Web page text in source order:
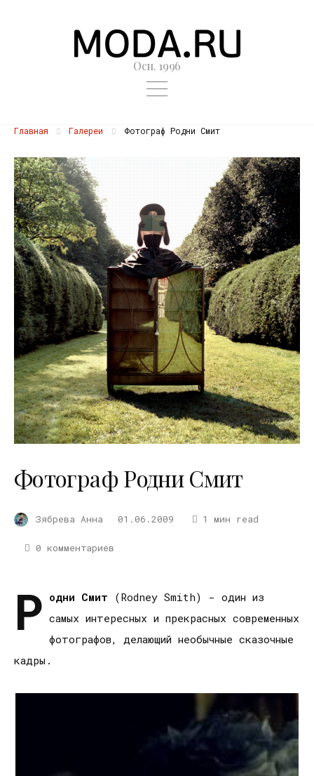
Осн. 1996
Главная Галереи Фотограф Родни Смит
Фотограф Родни Смит
Зябрева Анна 01.06.2009 1 мин read
0 комментариев
Р одни Смит (Rodney Smith) - один из
самых интересных и прекрасных современных
фотографов, делающий необычные сказочные
кадры.